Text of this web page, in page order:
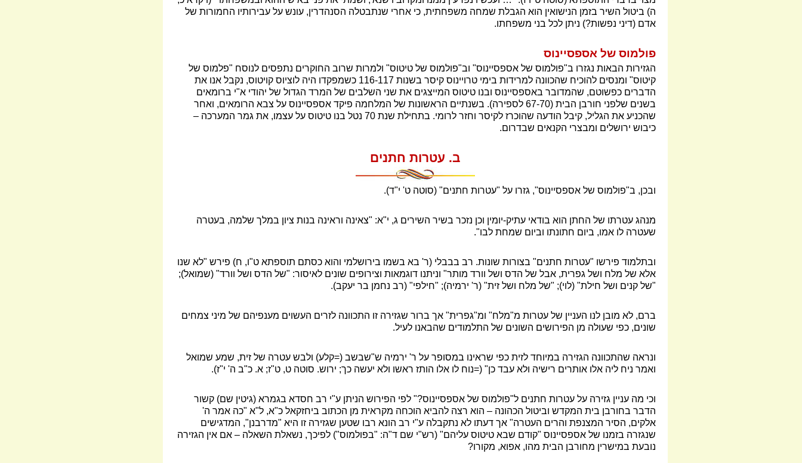
ה) ביטול השיר בזמן הנישואין הוא הגבלת שמחה משפחתית, כי אחרי שנתבטלה הסנהדרין, עונש על עבירותיו החמורות של
אדם (דיני נפשות?) ניתן לכל בני משפחתו.
פולמוס של אספסיינוס
הגזירות הבאות נגזרו ב"פולמוס של אספסיינוס" וב"פולמוס של טיטוס" ולמרות שרוב החוקרים נתפסים לנוסח "פלמוס של
קיטוס" ומנסים להוכיח שהכוונה למרידות בימי טרויינוס קיסר בשנות 116-117 כשמפקדו היה לוציוס קויטוס, נקבל אנו את
הדברים כפשוטם, שהמדובר באספסיינוס ובנו טיטוס המייצגים את שני השלבים של המרד הגדול של יהודי א"י ברומאים
בשנים שלפני חורבן הבית (67-70 לספירה). בשנתיים הראשונות של המלחמה פיקד אספסיינוס על צבא הרומאים, ואחר
שהכניע את הגליל, קיבל הודעה שהוכרז לקיסר וחזר לרומי. בתחילת שנת 70 נטל בנו טיטוס על עצמו, את גמר המערכה
–
כיבוש ירושלים ומבצרי הקנאים שבדרום.
ב. עטרות חתנים
ובכן, ב"פולמוס של אספסיינוס", גזרו על "עטרות חתנים" (סוטה ט' י"ד).
מנהג עטרתו של החתן הוא בודאי עתיק-יומין וכן נזכר בשיר השירים ג, י"א: "צאינה וראינה בנות ציון במלך שלמה, בעטרה
שעטרה לו אמו, ביום חתונתו וביום שמחת לבו".
ובתלמוד פירשו "עטרות חתנים" בצורות שונות. רב בבבלי (ר' בא בשמו בירושלמי והוא כסתם תוספתא ט"ו, ח) פירש "לא שנו
אלא של מלח ושל גפרית, אבל של הדס ושל וורד מותר" וניתנו דוגמאות וצירופים שונים לאיסור: "של הדס ושל וורד" (שמואל);
"של קנים ושל חילת" (לוי); "של מלח ושל זית" (ר' ירמיה); "חילפי" (רב נחמן בר יעקב).
ברם, לא מובן לנו העניין של עטרות מ"מלח" ומ"גפרית" אך ברור שגזירה זו התכוונה לזרים העשוים מענפיהם של מיני צמחים
שונים, כפי שעולה מן הפירושים השונים של התלמודים שהבאנו לעיל.
ונראה שהתכוונה הגזירה במיוחד לזית כפי שראינו במסופר על ר' ירמיה ש"שבשב (=קלע) ולבש עטרה של זית, שמע שמואל
ואמר ניח ליה אלו אותרים רישיה ולא עבד כן" (=נוח לו אלו הותז ראשו ולא יעשה כך; ירוש. סוטה ט, ט"ז; א. כ"ב ה' י"ז).
וכי מה עניין גזירה על עטרות חתנים ל"פולמוס של אספסיינוס?" לפי הפירוש הניתן ע"י רב חסדא בגמרא (גיטין שם) קשור
הדבר בחורבן בית המקדש וביטול הכהונה – הוא רצה להביא הוכחה מקראית מן הכתוב ביחזקאל כ"א, ל"א "כה אמר ה'
אלקים, הסיר המצנפת והרים העטרה" אך דעתו לא נתקבלה ע"י רב הונא רבו שטען שגזירה זו היא "מדרבנן", המדגישים
שנגזרה בזמנו של אספסיינוס "קודם שבא טיטוס עליהם" (רש"י שם ד"ה: "בפולמוס") לפיכך, נשאלת השאלה – אם אין הגזירה
נובעת במישרין מחורבן הבית מהו, אפוא, מקורו?